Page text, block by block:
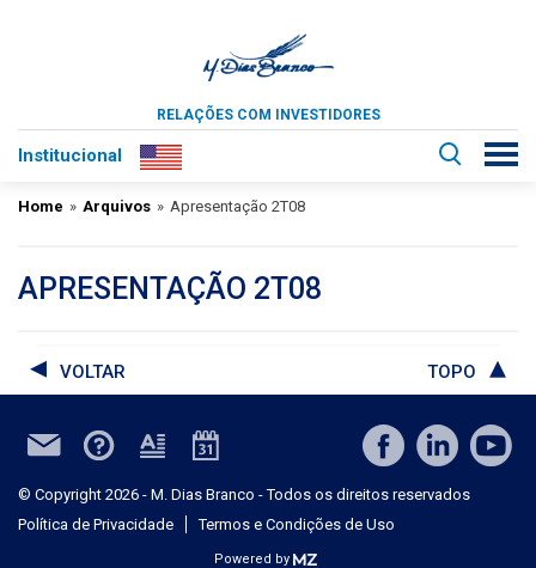
RELAÇÕES COM INVESTIDORES
Institucional
Home » Arquivos » Apresentação 2T08
APRESENTAÇÃO 2T08
VOLTAR TOPO
© Copyright 2026 - M. Dias Branco - Todos os direitos reservados
Política de Privacidade
Termos e Condições de Uso
Powered by